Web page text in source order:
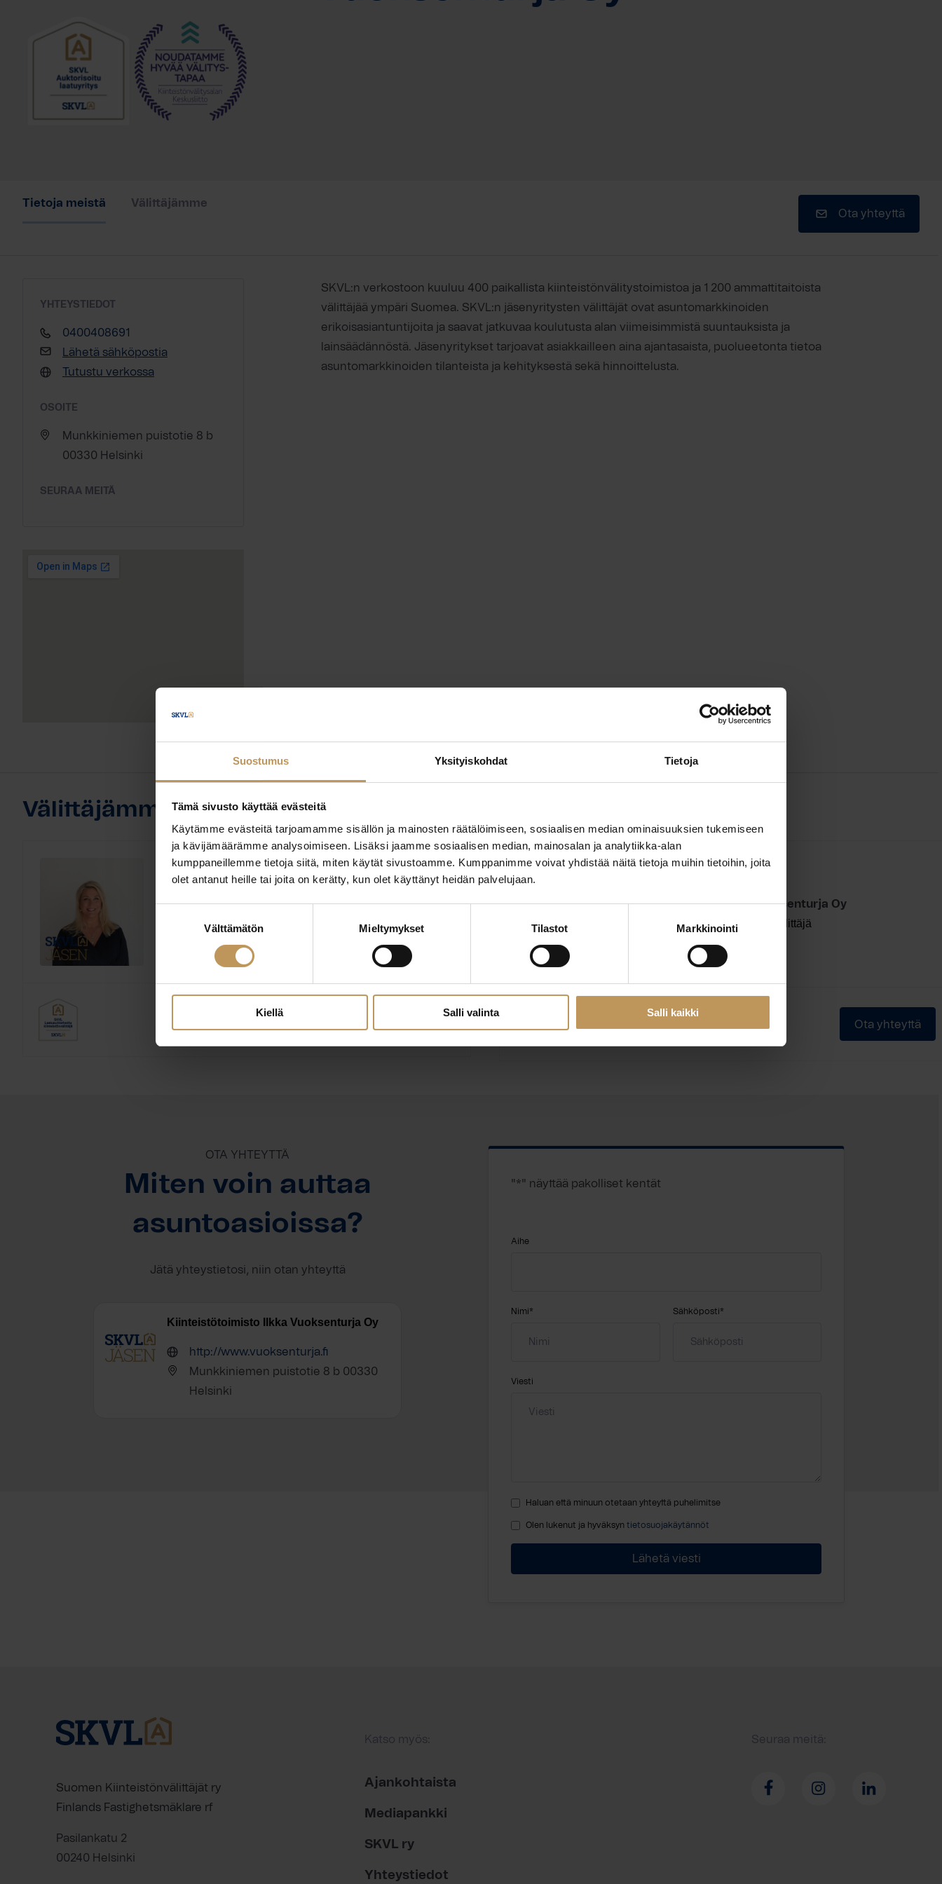
Suostumus Yksityiskohdat Tietoja
Tämä sivusto käyttää evästeitä
Käytämme evästeitä tarjoamamme sisällön ja mainosten räätälöimiseen, sosiaalisen median ominaisuuksien tukemiseen
ja kävijämäärämme analysoimiseen. Lisäksi jaamme sosiaalisen median, mainosalan ja analytiikka-alan
kumppaneillemme tietoja siitä, miten käytät sivustoamme. Kumppanimme voivat yhdistää näitä tietoja muihin tietoihin, joita
olet antanut heille tai joita on kerätty, kun olet käyttänyt heidän palvelujaan.
Välttämätön Mieltymykset Tilastot Markkinointi
Kiellä Salli valinta Salli kaikki
Tietoja meistä
Välittäjämme
Ota yhteyttä
YHTEYSTIEDOT
0400408691
Lähetä sähköpostia
Tutustu verkossa
OSOITE
Munkkiniemen puistotie 8 b
00330 Helsinki
SEURAA MEITÄ
SKVL:n verkostoon kuuluu 400 paikallista kiinteistönvälitystoimistoa ja 1 200 ammattitaitoista
välittäjää ympäri Suomea. SKVL:n jäsenyritysten välittäjät ovat asuntomarkkinoiden
erikoisasiantuntijoita ja saavat jatkuvaa koulutusta alan viimeisimmistä suuntauksista ja
lainsäädännöstä. Jäsenyritykset tarjoavat asiakkailleen aina ajantasaista, puolueetonta tietoa
asuntomarkkinoiden tilanteista ja kehityksestä sekä hinnoittelusta.
Välittäjämme
Nina Vuoksenturja
Kiinteistötoimisto Ilkka Vuoksenturja Oy
Koulutus:Laillistettu kiinteistönvälittäjä
Englanti, Ruotsi, Suomi
Ilkka Vuoksenturja
Kiinteistötoimisto Ilkka Vuoksenturja Oy
Laillistettu kiinteistönvälittäjä
Ruotsi, Suomi
Ota yhteyttä
OTA YHTEYTTÄ
Miten voin auttaa
asuntoasioissa?
Jätä yhteystietosi, niin otan yhteyttä
Kiinteistötoimisto Ilkka Vuoksenturja Oy
http://www.vuoksenturja.fi
Munkkiniemen puistotie 8 b 00330
Helsinki
"*" näyttää pakolliset kentät
Aihe
Nimi* Sähköposti*
Viesti
Haluan että minuun otetaan yhteyttä puhelimitse
Olen lukenut ja hyväksyntietosuojakäytännöt
Suomen Kiinteistönvälittäjät ry
Finlands Fastighetsmäklare rf
Pasilankatu 2
00240 Helsinki
Katso myös:
Ajankohtaista
Mediapankki
SKVL ry
Yhteystiedot
Seuraa meitä: